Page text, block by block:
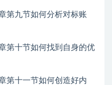
第九节如何分析对标账
第十节如何找到自身的优
第十一节如何创造好内